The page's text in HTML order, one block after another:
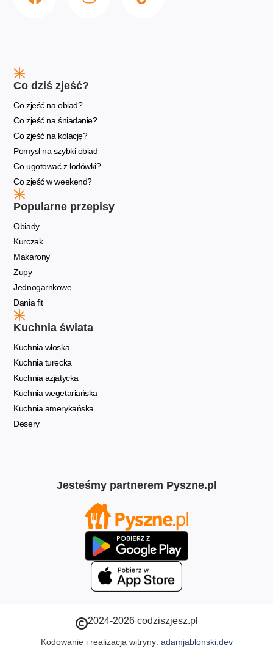
Co dziś zjeść?
Co zjeść na obiad?
Co zjeść na śniadanie?
Co zjeść na kolację?
Pomysł na szybki obiad
Co ugotować z lodówki?
Co zjeść w weekend?
Popularne przepisy
Obiady
Kurczak
Makarony
Zupy
Jednogarnkowe
Dania fit
Kuchnia świata
Kuchnia włoska
Kuchnia turecka
Kuchnia azjatycka
Kuchnia wegetariańska
Kuchnia amerykańska
Desery
Jesteśmy partnerem Pyszne.pl
2024-2026 codziszjesz.pl
Kodowanie i realizacja witryny: adamjablonski.dev